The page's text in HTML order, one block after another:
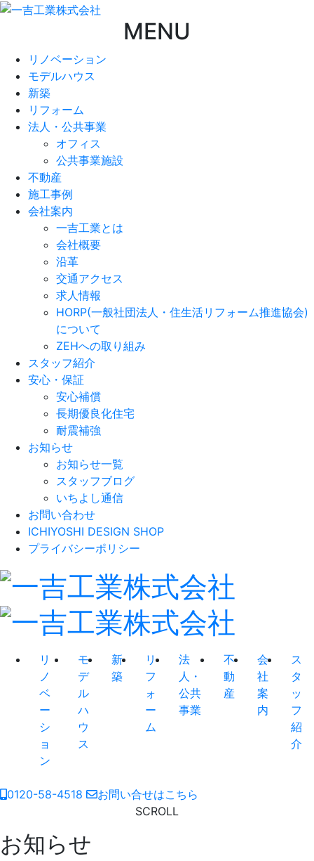
MENU
リノベーション
モデルハウス
新築
リフォーム
法人・公共事業
オフィス
公共事業施設
不動産
施工事例
会社案内
一吉工業とは
会社概要
沿革
交通アクセス
求人情報
HORP(一般社団法人・住生活リフォーム推進協会)
について
ZEHへの取り組み
スタッフ紹介
安心・保証
安心補償
長期優良化住宅
耐震補強
お知らせ
お知らせ一覧
スタッフブログ
いちよし通信
お問い合わせ
ICHIYOSHI DESIGN SHOP
プライバシーポリシー
リ
ノ
ベ
ー
シ
ョ
ン
モ
デ
ル
ハ
ウ
ス
新
築
リ
フ
ォ
ー
ム
法
人・
公共
事業
不
動
産
会
社
案
内
ス
タ
ッ
フ
紹
介
0120-58-4518
お問い合せはこちら
SCROLL
お知らせ